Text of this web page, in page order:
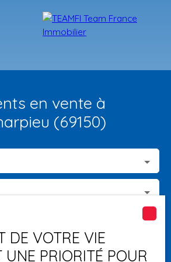
PROGRAMMES
en vente à
(69150)
DE VOTRE VIE
UNE PRIORITÉ POUR